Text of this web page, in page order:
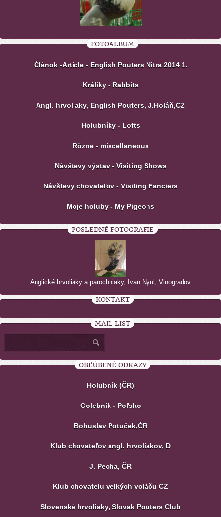
FOTOALBUM
Článok -Article - English Pouters Nitra 2014 1.
Králiky - Rabbits
Angl. hrvoliaky, English Pouters, J.Holáň,CZ
Holubníky - Lofts
Rôzne - miscellaneous
Návštevy výstav - Visiting Shows
Návštevy chovateľov - Visiting Fanciers
Moje holuby - My Pigeons
POSLEDNÉ FOTOGRAFIE
Anglické hrvoliaky a parochniaky, Ivan Nyul, Vinogradov
KONTAKT
MAIL LIST
OBĽÚBENÉ ODKAZY
Holubník (ČR)
Golebnik - Poľsko
Bohuslav Potuček,ČR
Klub chovateľov angl. hrvoliakov, D
J. Pecha, ČR
Klub chovatelu velkých voláču CZ
Slovenské hrvoliaky, Slovak Pouters Club